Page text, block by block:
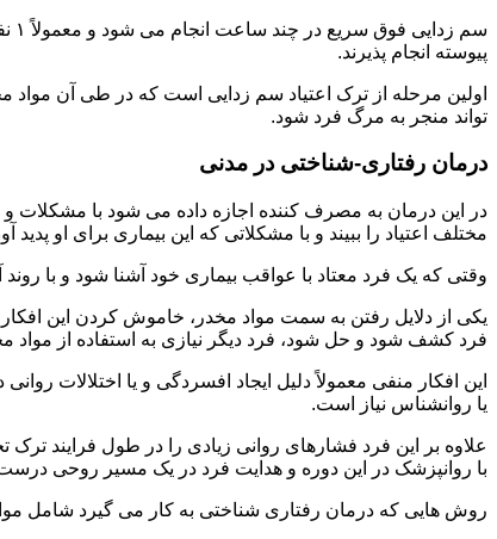
پیوسته انجام پذیرند.
اولین مرحله از ترک اعتیاد سم زدایی است که در طی آن
تواند منجر به مرگ فرد شود.
درمان رفتاری-شناختی در مدنی
مختلف اعتیاد را ببیند و با مشکلاتی که این بیماری برای او
وقتی که یک فرد معتاد با عواقب بیماری خود آشنا شود و با روند
یکی از دلایل رفتن به سمت مواد مخدر، خاموش کردن این
فرد کشف شود و حل شود، فرد دیگر نیازی به استفاده از مواد
این افکار منفی معمولاً دلیل ایجاد افسردگی و یا اختلالات
یا روانشناس نیاز است.
علاوه بر این فرد فشارهای روانی زیادی را در طول فرایند
با روانپزشک در این دوره و هدایت فرد در یک مسیر روحی
روش هایی که درمان رفتاری شناختی به کار می گیرد شامل